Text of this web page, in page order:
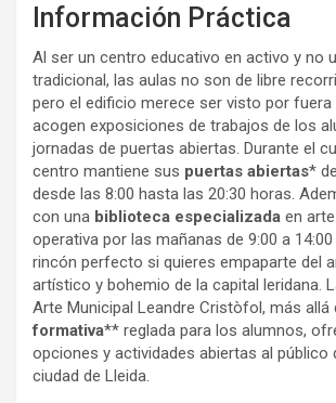
Información Práctica
Al ser un centro educativo en activo y no
tradicional, las aulas no son de libre
pero el edificio merece ser visto por fuera
acogen exposiciones de trabajos de los
jornadas de puertas abiertas. Durante el
centro mantiene sus puertas abiertas*
desde las 8:00 hasta las 20:30 horas.
con una biblioteca especializada en
operativa por las mañanas de 9:00 a
rincón perfecto si quieres empaparte del
artístico y bohemio de la capital leridana.
Arte Municipal Leandre Cristòfol, más allá
formativa** reglada para los alumnos,
opciones y actividades abiertas al público
ciudad de Lleida.